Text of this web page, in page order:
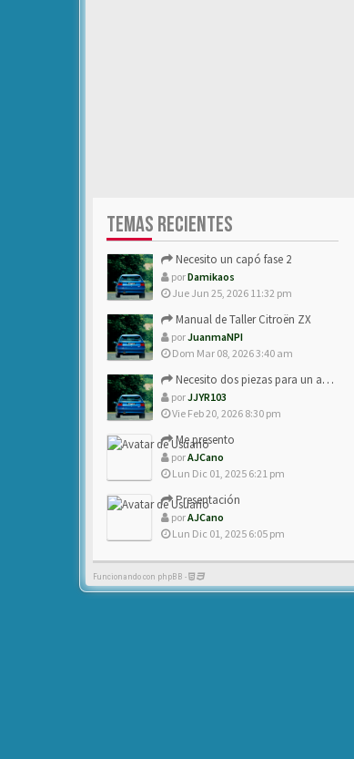
TEMAS RECIENTES
Necesito un capó fase 2
porDamikaos
Jue Jun 25, 2026 11:32 pm
Manual de Taller Citroën ZX
porJuanmaNPI
Dom Mar 08, 2026 3:40 am
Necesito dos piezas para un amigo con ZX.
porJJYR103
Vie Feb 20, 2026 8:30 pm
Me presento
porAJCano
Lun Dic 01, 2025 6:21 pm
Presentación
porAJCano
Lun Dic 01, 2025 6:05 pm
Funcionando con phpBB -